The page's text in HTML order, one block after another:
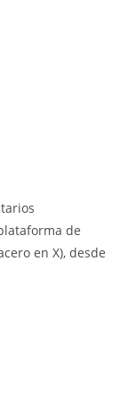
de
en X), desde